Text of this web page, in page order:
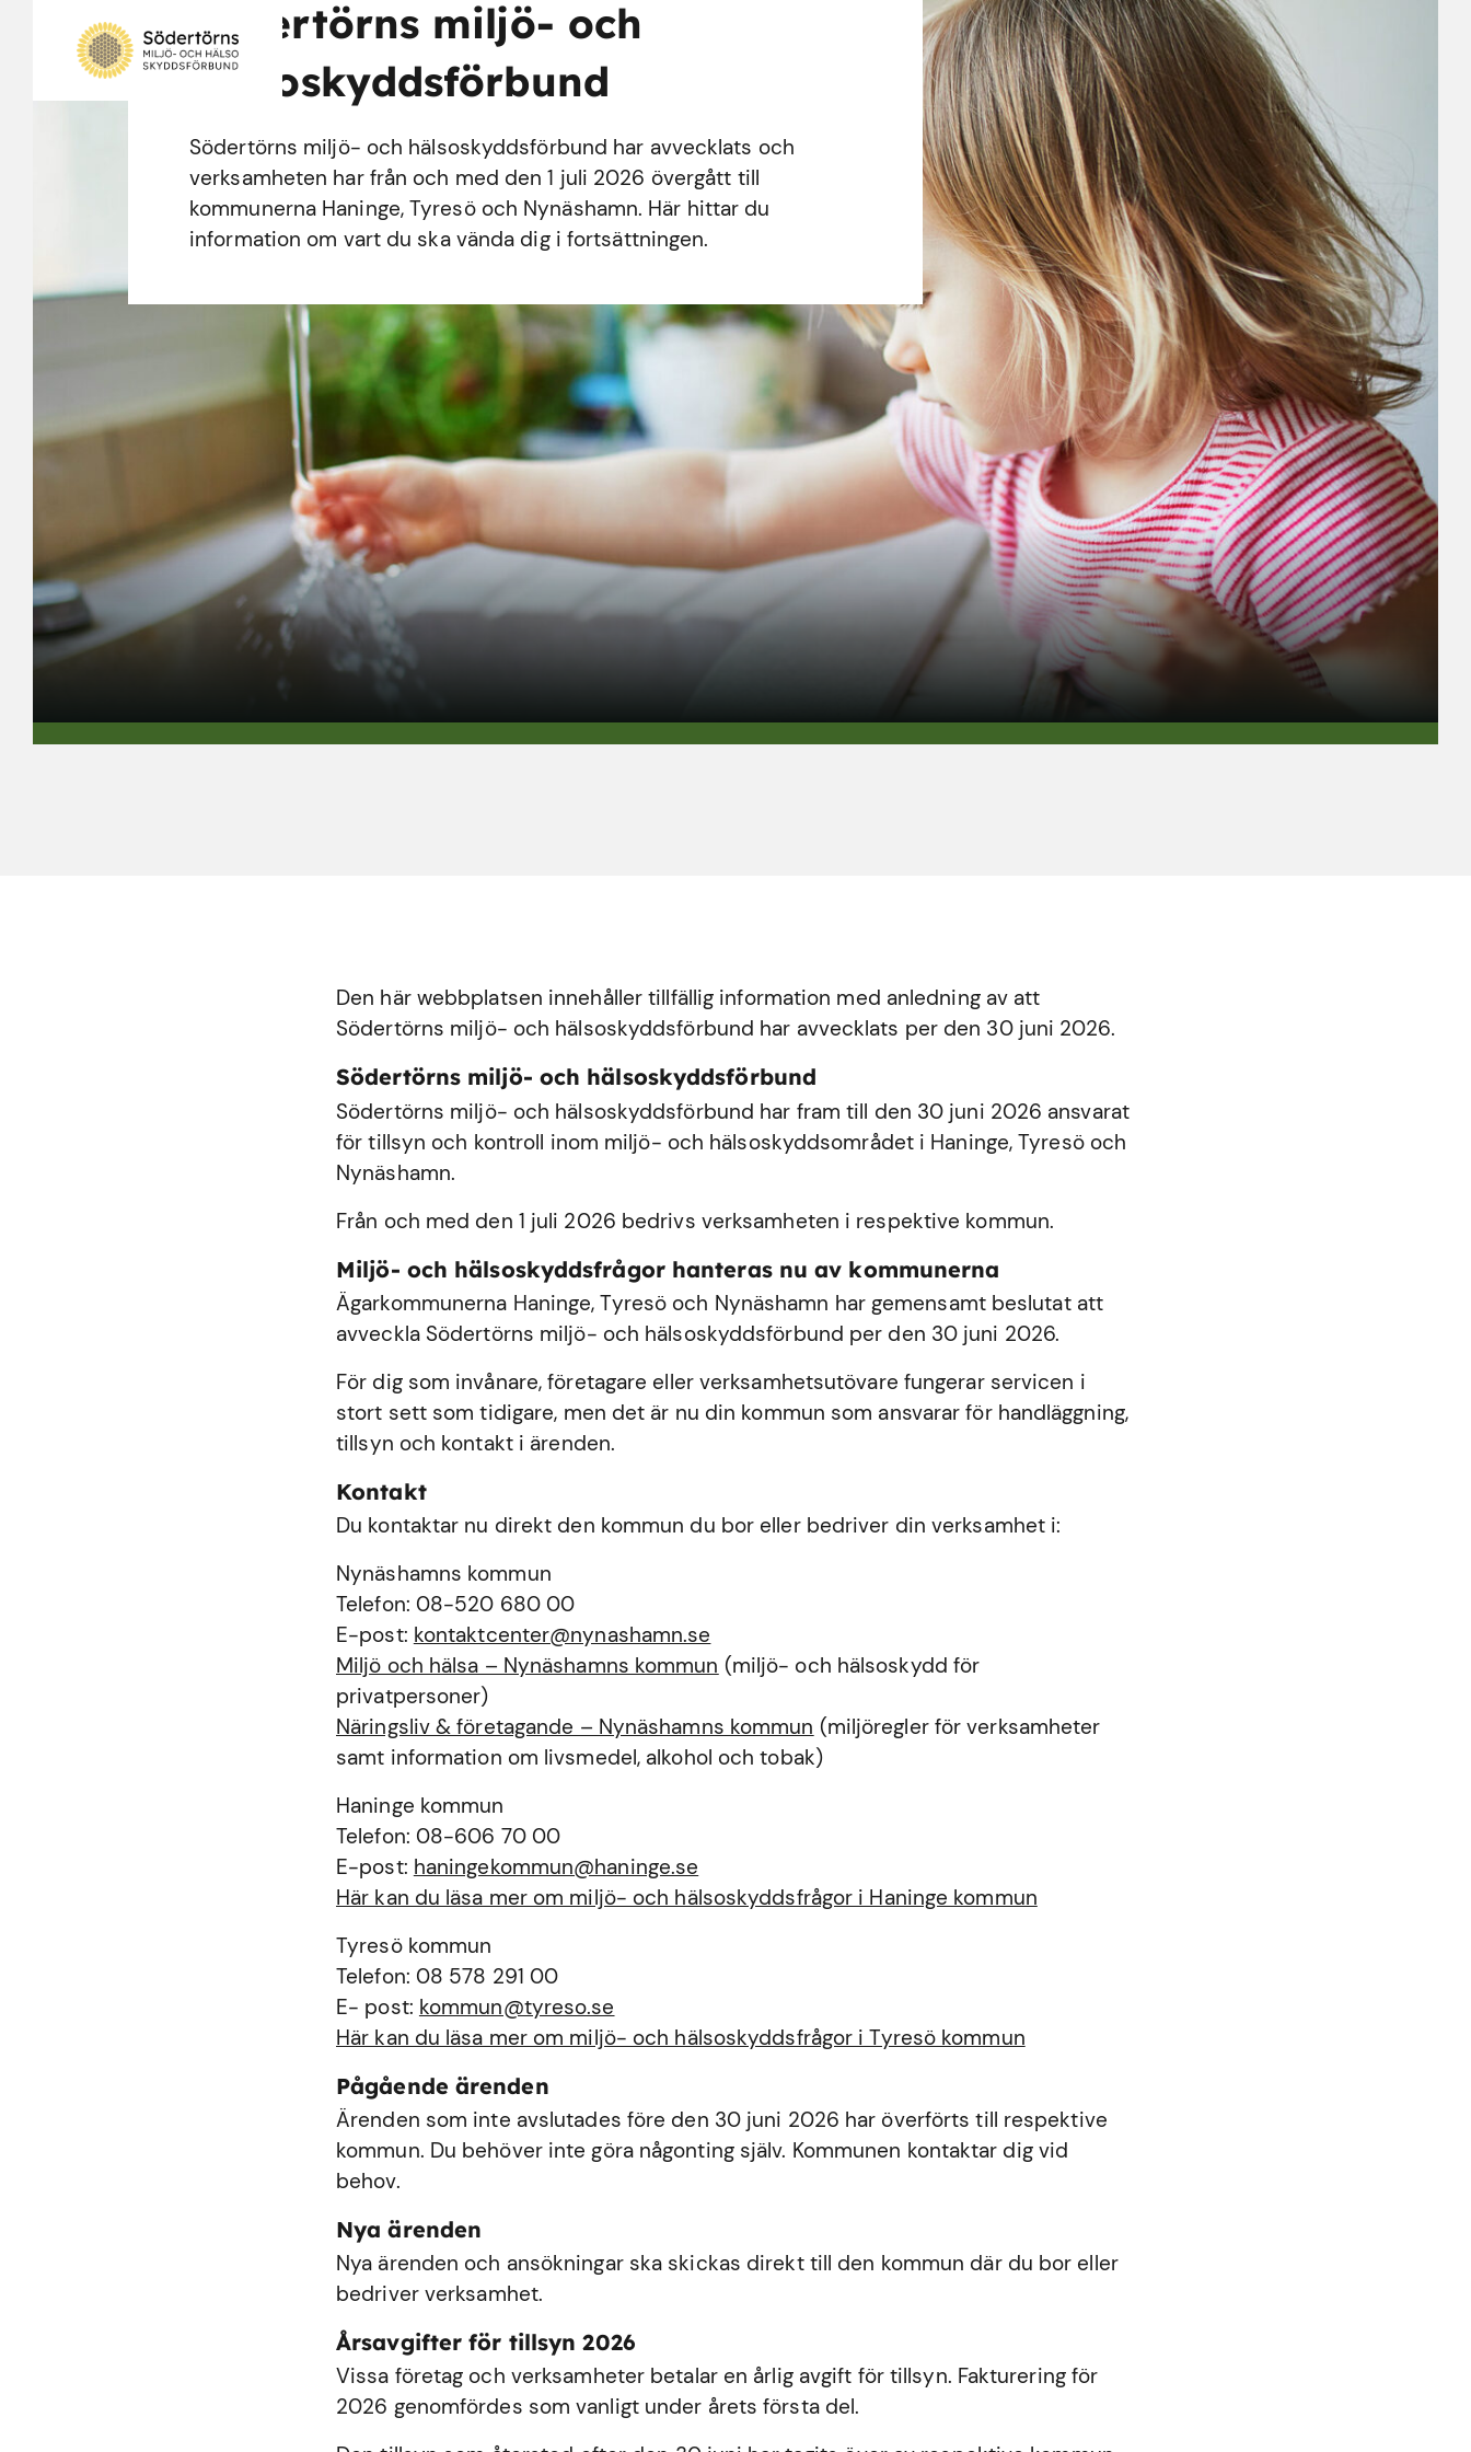
Södertörns miljö- och
hälsoskyddsförbund
Södertörns miljö- och hälsoskyddsförbund har avvecklats och
verksamheten har från och med den 1 juli 2026 övergått till
kommunerna Haninge, Tyresö och Nynäshamn. Här hittar du
information om vart du ska vända dig i fortsättningen.
Den här webbplatsen innehåller tillfällig information med anledning av att
Södertörns miljö- och hälsoskyddsförbund har avvecklats per den 30 juni 2026.
Södertörns miljö- och hälsoskyddsförbund
Södertörns miljö- och hälsoskyddsförbund har fram till den 30 juni 2026 ansvarat
för tillsyn och kontroll inom miljö- och hälsoskyddsområdet i Haninge,Tyresöoch
Nynäshamn.
Från och med den 1 juli 2026 bedrivs verksamheten i respektive kommun.
Miljö- och hälsoskyddsfrågor hanteras nu av kommunerna
Ägarkommunerna Haninge, Tyresö och Nynäshamn har gemensamt beslutat att
avveckla Södertörns miljö- och hälsoskyddsförbund per den 30 juni 2026.
För dig som invånare, företagare eller verksamhetsutövare fungerar servicen i
stort sett som tidigare, men det är nu din kommun som ansvarar för handläggning,
tillsyn och kontakt i ärenden.
Kontakt
Du kontaktar nu direkt den kommun du bor eller bedriver din verksamhet i:
Nynäshamns kommun
Telefon: 08-520 680 00
E-post: kontaktcenter@nynashamn.se
Miljö och hälsa – Nynäshamns kommun (miljö- och hälsoskydd för
privatpersoner)
Näringsliv & företagande – Nynäshamns kommun (miljöregler för verksamheter
samt information om livsmedel, alkohol och tobak)
Haninge kommun
Telefon: 08-606 70 00
E-post: haningekommun@haninge.se
Här kan du läsa mer om miljö- och hälsoskyddsfrågor i Haninge kommun
Tyresö kommun
Telefon: 08 578 291 00
E- post: kommun@tyreso.se
Här kan du läsa mer om miljö- och hälsoskyddsfrågor i Tyresö kommun
Pågående ärenden
Ärenden som inte avslutades före den 30 juni 2026 har överförts till respektive
kommun. Du behöver inte göra någonting själv. Kommunen kontaktar dig vid
behov.
Nya ärenden
Nya ärenden och ansökningar ska skickas direkt till den kommun där du bor eller
bedriver verksamhet.
Årsavgifter för tillsyn 2026
Vissa företag och verksamheter betalar en årlig avgift för tillsyn. Fakturering för
2026 genomfördes som vanligt under årets första del.